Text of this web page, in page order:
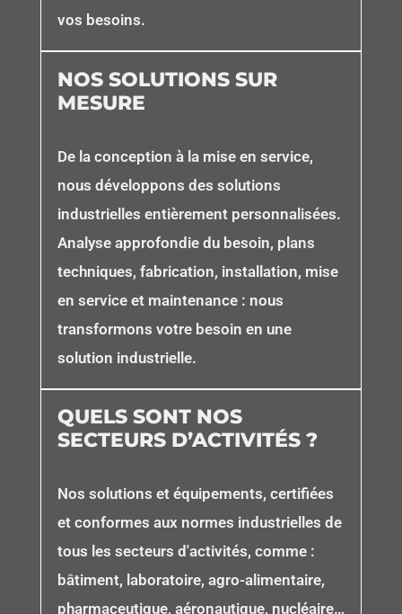
vos besoins.
NOS SOLUTIONS SUR
MESURE
De la conception à la mise en service,
nous développons des solutions
industrielles entièrement personnalisées.
Analyse approfondie du besoin, plans
techniques, fabrication, installation, mise
en service et maintenance : nous
transformons votre besoin en une
solution industrielle.
QUELS SONT NOS
SECTEURS D’ACTIVITÉS ?
Nos solutions et équipements, certifiées
et conformes aux normes industrielles de
tous les secteurs d'activités, comme :
bâtiment, laboratoire, agro-alimentaire,
pharmaceutique, aéronautique, nucléaire…